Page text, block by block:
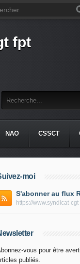
fpt
NAO CSSCT
moi
S'abonner au flux
https://www.syndicat-
vous pour être
publiés.